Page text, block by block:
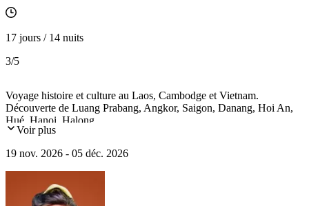
17 jours / 14 nuits
3/5
Voyage histoire et culture au Laos, Cambodge et Vietnam.
Découverte de Luang Prabang, Angkor, Saigon, Danang, Hoi An,
Hué, Hanoi, Halong...
Voir plus
19 nov. 2026 - 05 déc. 2026